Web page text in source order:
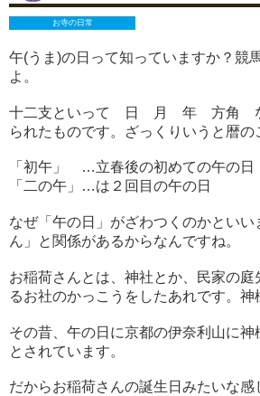
お寺の日常
午(うま)の日って知っていますか？競
よ。
十二支といって 日 月 年 方角 な
られたものです。ざっくりいうと暦の
「初午」 …立春後の初めての午の日
「二の午」…は２回目の午の日
なぜ「午の日」がざわつくのかといい
ん」と関係があるからなんですね。
お稲荷さんとは、神社とか、民家の庭
るお社のかっこうをしたあれです。神
その昔、午の日に京都の伊奈利山に神
とされています。
だからお稲荷さんの誕生日みたいな感